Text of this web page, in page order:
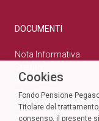
DOCUMENTI
Nota Informativa
Normativa
Bilanci
Modulistica
Circolari
Cookies
Fondo Pensione
Titolare del
consenso, il presente